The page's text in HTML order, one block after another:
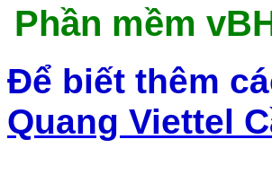
Phần mềm
Để biết thêm
Quang Viettel